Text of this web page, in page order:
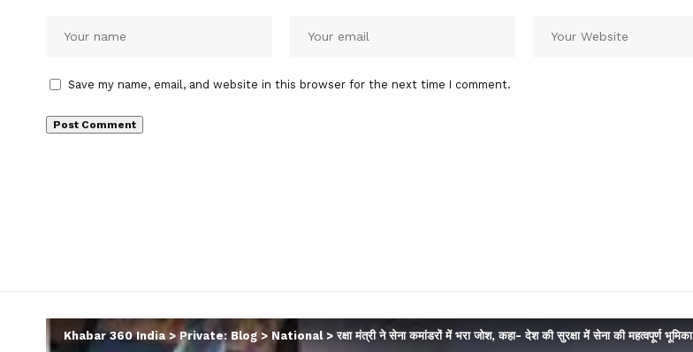
Save my name, email, and website in this browser for the next time I comment.
Khabar 360 India>Private: Blog > National>रक्षा मंत्री ने सेना कमांडरों में भरा जोश, कहा- देश की सुरक्षा में सेना की महत्वपूर्ण भूमिका